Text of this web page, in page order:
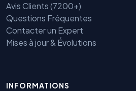
Avis Clients (7200+)
Questions Fréquentes
Contacter un Expert
Mises à jour & Évolutions
INFORMATIONS